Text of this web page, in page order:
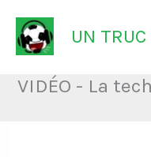
Aller
au
contenu
UN TRUC
VIDÉO - La